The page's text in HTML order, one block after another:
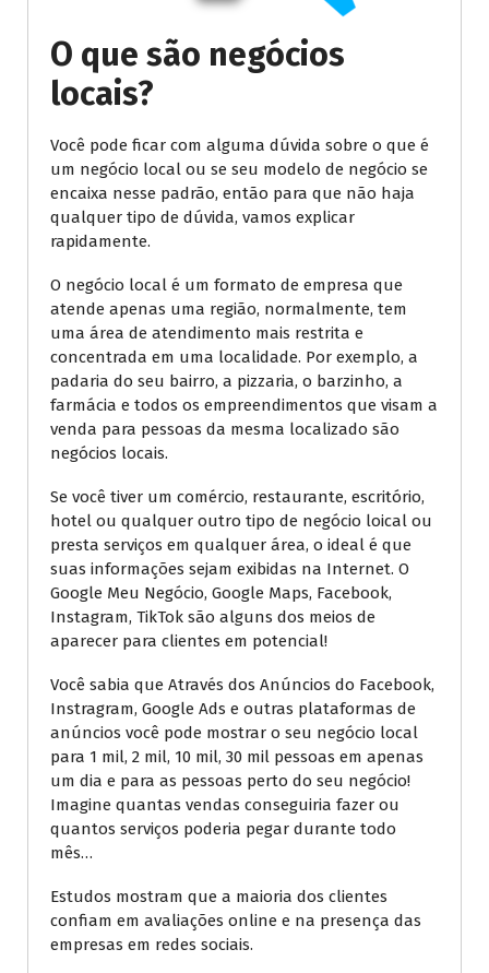
O que são negócios
locais?
Você pode ficar com alguma dúvida sobre o que é
um negócio local ou se seu modelo de negócio se
encaixa nesse padrão, então para que não haja
qualquer tipo de dúvida, vamos explicar
rapidamente.
O negócio local é um formato de empresa que
atende apenas uma região, normalmente, tem
uma área de atendimento mais restrita e
concentrada em uma localidade. Por exemplo, a
padaria do seu bairro, a pizzaria, o barzinho, a
farmácia e todos os empreendimentos que visam a
venda para pessoas da mesma localizado são
negócios locais.
Se você tiver um comércio, restaurante, escritório,
hotel ou qualquer outro tipo de negócio loical ou
presta serviços em qualquer área, o ideal é que
suas informações sejam exibidas na Internet. O
Google Meu Negócio, Google Maps, Facebook,
Instagram, TikTok são alguns dos meios de
aparecer para clientes em potencial!
Você sabia que Através dos Anúncios do Facebook,
Instragram, Google Ads e outras plataformas de
anúncios você pode mostrar o seu negócio local
para 1 mil, 2 mil, 10 mil, 30 mil pessoas em apenas
um dia e para as pessoas perto do seu negócio!
Imagine quantas vendas conseguiria fazer ou
quantos serviços poderia pegar durante todo
mês…
Estudos mostram que a maioria dos clientes
confiam em avaliações online e na presença das
empresas em redes sociais.